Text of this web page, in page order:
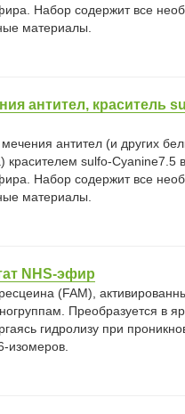
Набор содержит все
материалы.
антител, краситель
антител (и других
красителем sulfo-Cyanine7.5
Набор содержит все
материалы.
NHS-эфир
(FAM),
Преобразуется в
гидролизу при
изомеров.